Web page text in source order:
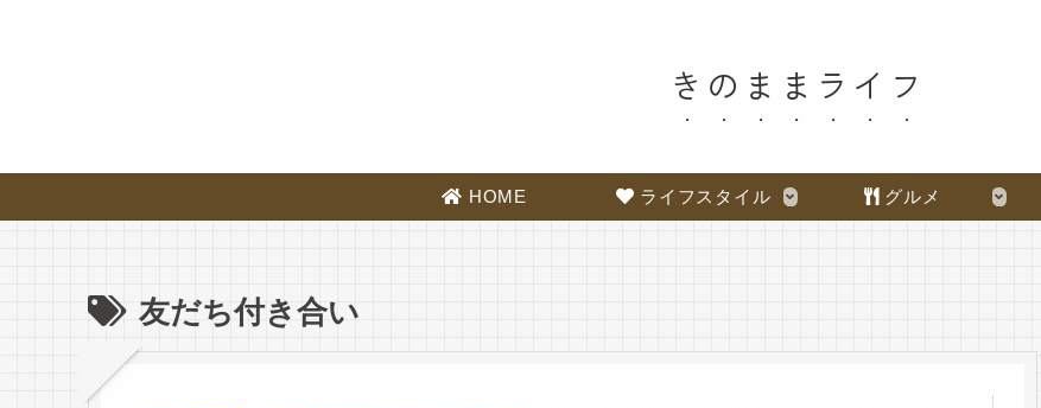
きのままライフ
HOME ライフスタイル グルメ
友だち付き合い